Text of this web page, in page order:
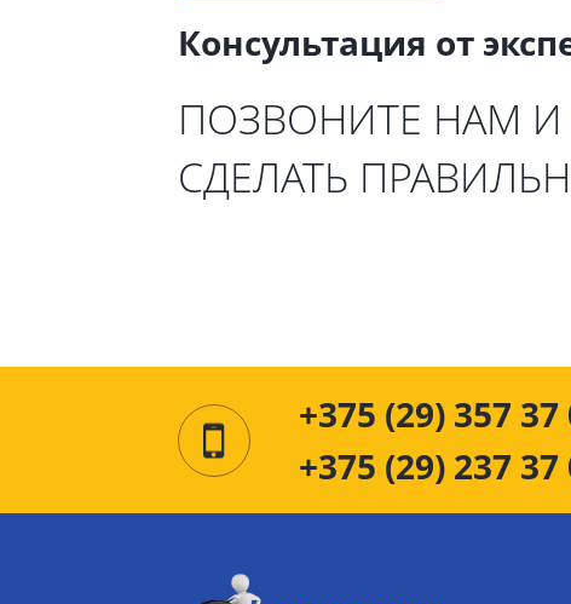
Консультация от
ПОЗВОНИТЕ НАМ
СДЕЛАТЬ
+375 (29) 357 37
+375 (29) 237 37